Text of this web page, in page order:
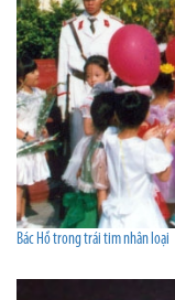
Bác Hồ trong trái tim nhân loại